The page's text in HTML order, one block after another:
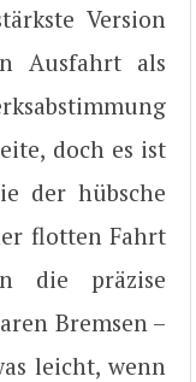
Version
Ausfahrt als
doch es ist
der hübsche
flotten Fahrt
die präzise
Bremsen –
leicht, wenn